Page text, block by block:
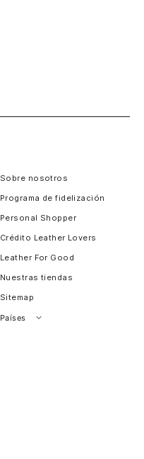
Sobre nosotros
Programa de fidelización
Personal Shopper
Crédito Leather Lovers
Leather For Good
Nuestras tiendas
Sitemap
Países